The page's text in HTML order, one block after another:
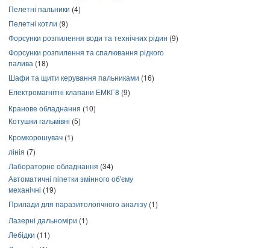
Пелетні пальники (4)
Пелетні котли (9)
Форсунки розпилення води та технічних рідин (9)
Форсунки розпилення та спалювання рідкого
палива (18)
Шафи та щити керування пальниками (16)
Електромагнітні клапани ЕМКГ8 (9)
Кранове обладнання (10)
Котушки гальмівні (5)
Кромкорошувач (1)
лінія (7)
Лабораторне обладнання (34)
Автоматичні піпетки змінного об'єму
механічні (19)
Прилади для паразитологічного аналізу (1)
Лазерні дальноміри (1)
Лебідки (11)